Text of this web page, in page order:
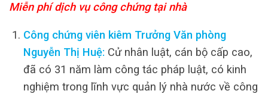
Miễn phí dịch vụ công chứng tại nhà
Công chứng viên kiêm Trưởng Văn phòng
Nguyễn Thị Huệ: Cử nhân luật, cán bộ cấp cao,
đã có 31 năm làm công tác pháp luật, có kinh
nghiệm trong lĩnh vực quản lý nhà nước về công